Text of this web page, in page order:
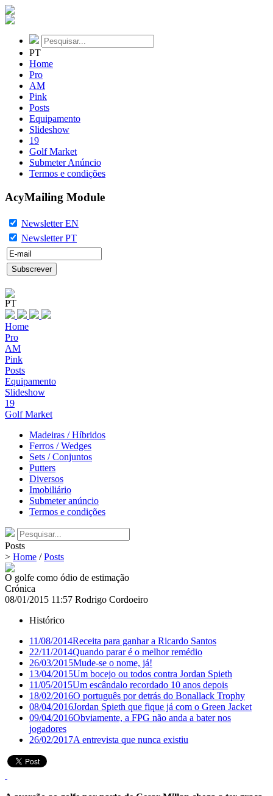
PT
Home
Pro
AM
Pink
Posts
Equipamento
Slideshow
19
Golf Market
Submeter Anúncio
Termos e condições
AcyMailing Module
Newsletter EN
Newsletter PT
PT
Home
Pro
AM
Pink
Posts
Equipamento
Slideshow
19
Golf Market
Madeiras / Híbridos
Ferros / Wedges
Sets / Conjuntos
Putters
Diversos
Imobiliário
Submeter anúncio
Termos e condições
Posts
> Home /Posts
O golfe como ódio de estimação
Crónica
08/01/2015 11:57 Rodrigo Cordoeiro
Histórico
11/08/2014Receita para ganhar a Ricardo Santos
22/11/2014Quando parar é o melhor remédio
26/03/2015Mude-se o nome, já!
13/04/2015Um bocejo ou todos contra Jordan Spieth
11/05/2015Um escândalo recordado 10 anos depois
18/02/2016O português por detrás do Bonallack Trophy
08/04/2016Jordan Spieth que fique já com o Green Jacket
09/04/2016Obviamente, a FPG não anda a bater nos
jogadores
26/02/2017A entrevista que nunca existiu